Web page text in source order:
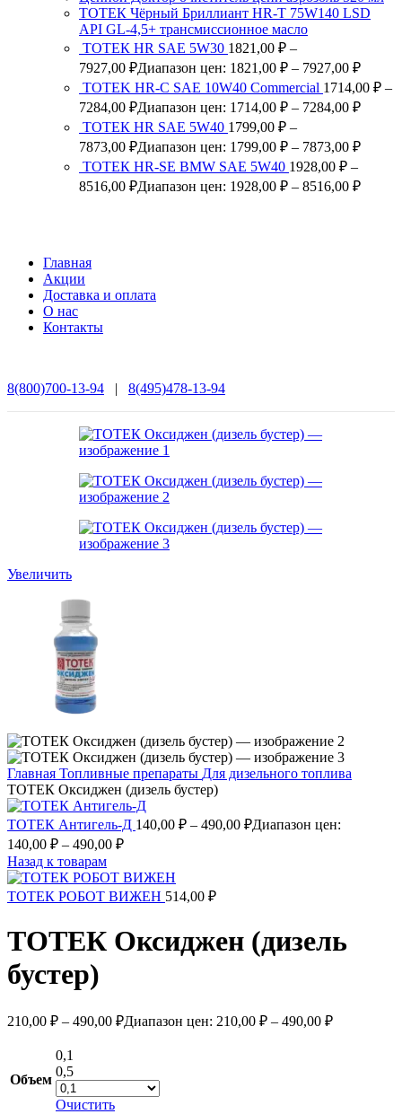
ТОТЕК Чёрный Бриллиант HR-T 75W140 LSD
API GL-4,5+ трансмиссионное масло
ТОТЕК HR SAE 5W30 1821,00 ₽ –
7927,00 ₽Диапазон цен: 1821,00 ₽ – 7927,00 ₽
TOTEK HR-C SAE 10W40 Commercial 1714,00 ₽ –
7284,00 ₽Диапазон цен: 1714,00 ₽ – 7284,00 ₽
ТОТЕК HR SAE 5W40 1799,00 ₽ –
7873,00 ₽Диапазон цен: 1799,00 ₽ – 7873,00 ₽
ТОТЕК HR-SE BMW SAE 5W40 1928,00 ₽ –
8516,00 ₽Диапазон цен: 1928,00 ₽ – 8516,00 ₽
Главная
Акции
Доставка и оплата
О нас
Контакты
8(800)700-13-94 | 8(495)478-13-94
Увеличить
Главная Топливные препараты Для дизельного топлива
ТОТЕК Оксиджен (дизель бустер)
ТОТЕК Антигель-Д 140,00 ₽ – 490,00 ₽Диапазон цен:
140,00 ₽ – 490,00 ₽
Назад к товарам
ТОТЕК РОБОТ ВИЖЕН 514,00 ₽
ТОТЕК Оксиджен (дизель
бустер)
210,00 ₽ – 490,00 ₽Диапазон цен: 210,00 ₽ – 490,00 ₽
Объем
0,1
0,5
Очистить